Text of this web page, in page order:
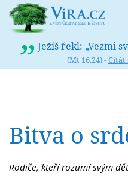
Ježíš řekl: „Vezmi
(Mt 16,24) -Citát
Bitva o
Rodiče, kteří rozumí svým